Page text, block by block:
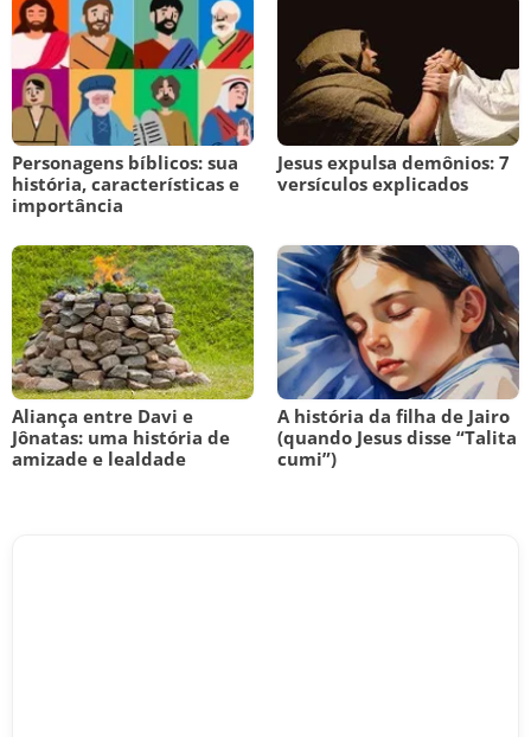
Personagens bíblicos: sua
história, características e
importância
Jesus expulsa demônios: 7
versículos explicados
Aliança entre Davi e
Jônatas: uma história de
amizade e lealdade
A história da filha de Jairo
(quando Jesus disse “Talita
cumi”)